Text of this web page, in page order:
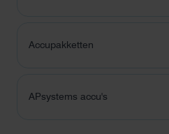
Accupakketten
APsystems accu's